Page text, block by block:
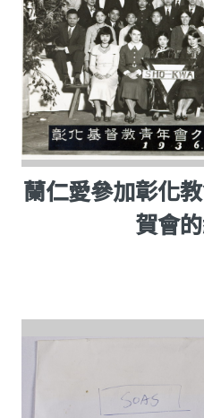
蘭仁愛參加彰化
賀會